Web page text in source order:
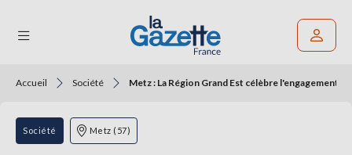
THÉMATIQUES
Accueil Société Metz : La Région Grand Est célèbre l'engagement
Société Metz (57)